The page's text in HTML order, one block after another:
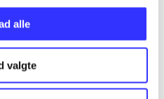
alle
valgte